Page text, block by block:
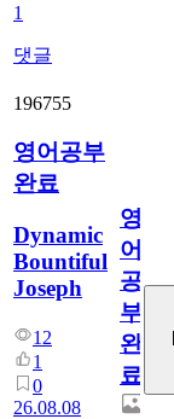
1
댓글
196755
영어공부
완료
Dynamic
Bountiful
Joseph
12
1
0
26.08.08
영
어
공
부
완
료